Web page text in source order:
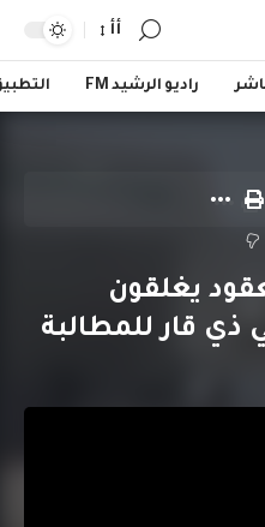
أأ
راديو الرشيد FM
يغلقون
ذي قار للمطالبة